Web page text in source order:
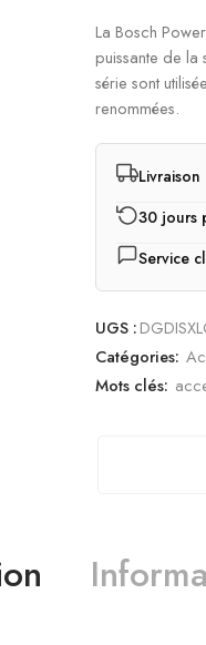
La Bosch
puissante de la
série sont
renommées.
30 jours
Service
UGS :
Catégories:
Mots clés: